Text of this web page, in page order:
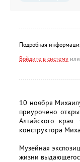
Подробная
Войдите в систему или
10 ноября
приурочено
Алтайского
конструктора
Музейная
жизни